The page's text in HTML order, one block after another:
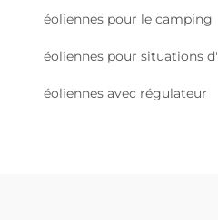
éoliennes pour le camping
éoliennes pour situations
éoliennes avec régulateur